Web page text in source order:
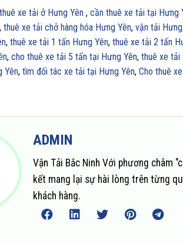
xe tải ở Hưng Yên , cần thuê xe tải tại Hưng
, thuê xe tải chở hàng hóa Hưng Yên, vận tải
, thuê xe tải 1 tấn Hưng Yên, thuê xe tải 2 tấn
, cho thuê xe tải 5 tấn tại Hưng Yên, thuê xe tải
Yên, tìm đối tác xe tải tại Hưng Yên, Cho thuê
ADMIN
Vận Tải Bắc Ninh Với phương châm
kết mang lại sự hài lòng trên từng
khách hàng.